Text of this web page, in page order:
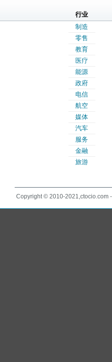
行业
制造
零售
教育
医疗
能源
政府
电信
航空
媒体
汽车
服务
金融
旅游
Copyright © 2010-2021,ctocio.com -